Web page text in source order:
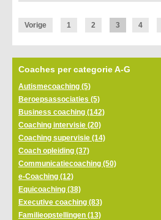
Vorige 1 2 3 4
Coaches per categorie A-G
Autismecoaching (5)
Beroepsassociaties (5)
Business coaching (142)
Coaching intervisie (20)
Coaching supervisie (14)
Coach opleiding (37)
Communicatiecoaching (50)
e-Coaching (12)
Equicoaching (38)
Executive coaching (83)
Familieopstellingen (13)